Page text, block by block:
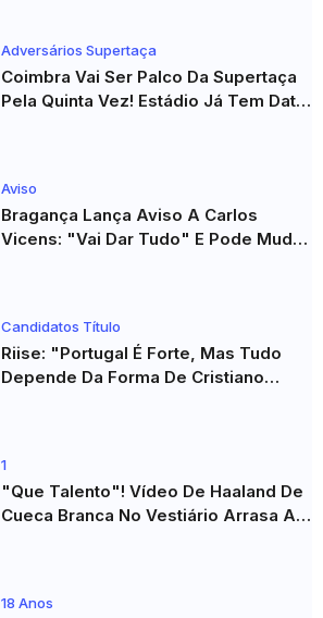
Adversários Supertaça
Coimbra Vai Ser Palco Da Supertaça
Pela Quinta Vez! Estádio Já Tem Data
Aviso
Bragança Lança Aviso A Carlos
Vicens: "Vai Dar Tudo" E Pode Mudar
Candidatos Título
Riise: "Portugal É Forte, Mas Tudo
Depende Da Forma De Cristiano
1
"Que Talento"! Vídeo De Haaland De
Cueca Branca No Vestiário Arrasa A
18 Anos